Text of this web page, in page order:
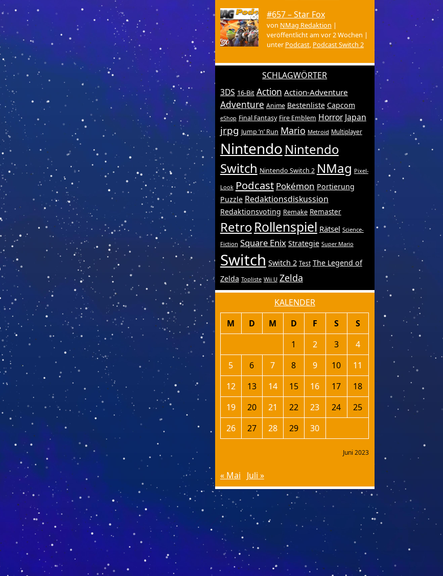
#657 – Star Fox
von NMag Redaktion |
veröffentlicht am vor 2 Wochen |
unter Podcast, Podcast Switch 2
SCHLAGWÖRTER
3DS 16-Bit Action Action-Adventure
Adventure Anime Bestenliste Capcom
eShop Final Fantasy Fire Emblem Horror Japan
jrpg Jump ’n’ Run Mario Metroid Multiplayer
Nintendo Nintendo
Switch Nintendo Switch 2 NMag Pixel-
Look Podcast Pokémon Portierung
Puzzle Redaktionsdiskussion
Redaktionsvoting Remake Remaster
RetroRollenspiel Rätsel Science-
Fiction Square Enix Strategie Super Mario
Switch Switch 2 Test The Legend of
Zelda Topliste Wii U Zelda
KALENDER
Juni 2023
M D M D F S
S
1
2 3
4
5
6 7 8 9 10
11
12
13 14 15 16 17
18
19
20 21 22 23 24
25
26
27 28 29 30
« Mai Juli »